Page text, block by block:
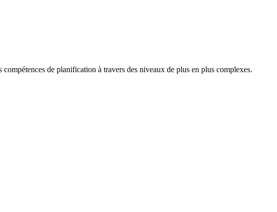
de planification à travers des niveaux de plus en plus complexes.